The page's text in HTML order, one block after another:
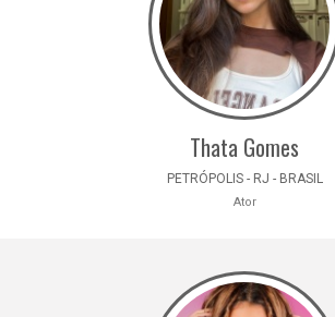
Thata Gomes
PETRÓPOLIS - RJ - BRASIL
Ator